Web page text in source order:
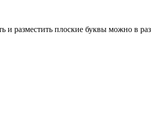
и разместить плоские буквы можно в